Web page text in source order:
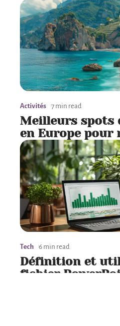
Activités 7 min read
Meilleurs spots
en Europe pour
Tech 6 min read
Définition et
fichier